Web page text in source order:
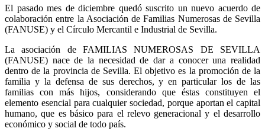
El pasado mes de diciembre quedó suscrito un nuevo acuerdo de
colaboración entre la Asociación de Familias Numerosas de Sevilla
(FANUSE) y el Círculo Mercantil e Industrial de Sevilla.
La asociación de FAMILIAS NUMEROSAS DE SEVILLA
(FANUSE) nace de la necesidad de dar a conocer una realidad
dentro de la provincia de Sevilla. El objetivo es la promoción de la
familia y la defensa de sus derechos, y en particular los de las
familias con más hijos, considerando que éstas constituyen el
elemento esencial para cualquier sociedad, porque aportan el capital
humano, que es básico para el relevo generacional y el desarrollo
económico y social de todo país.